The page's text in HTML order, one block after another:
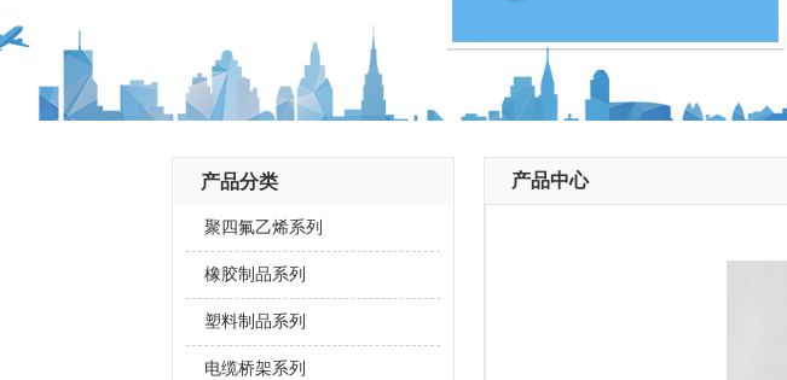
产品分类
聚四氟乙烯系列
橡胶制品系列
塑料制品系列
电缆桥架系列
产品中心